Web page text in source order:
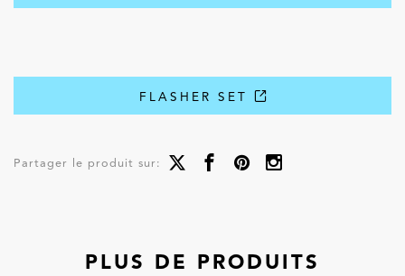
FLASHER SET
Partager le produit sur:
PLUS DE PRODUITS